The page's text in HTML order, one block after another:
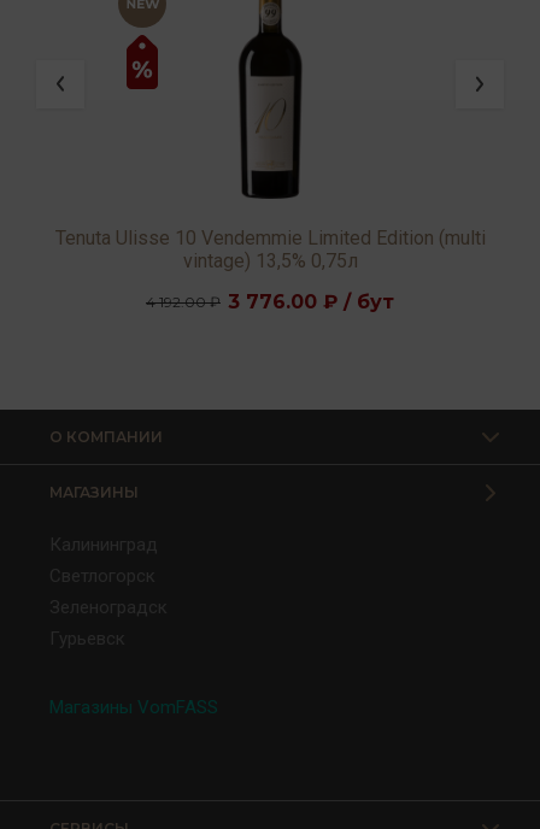
Tenuta Ulisse 10 Vendemmie Limited Edition (multi
vintage) 13,5% 0,75л
4 192.00 ₽ 3 776.00 ₽ / бут
О КОМПАНИИ
МАГАЗИНЫ
Калининград
Светлогорск
Зеленоградск
Гурьевск
Магазины VomFASS